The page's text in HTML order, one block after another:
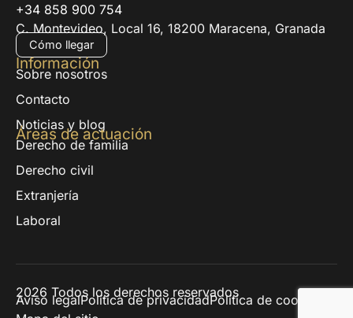
+34 858 900 754
C. Montevideo, Local 16, 18200 Maracena, Granada
Cómo llegar
Información
Sobre nosotros
Contacto
Noticias y blog
Áreas de actuación
Derecho de familia
Derecho civil
Extranjería
Laboral
2026 Todos los derechos reservados
Aviso legalPolítica de privacidadPolítica de cookies